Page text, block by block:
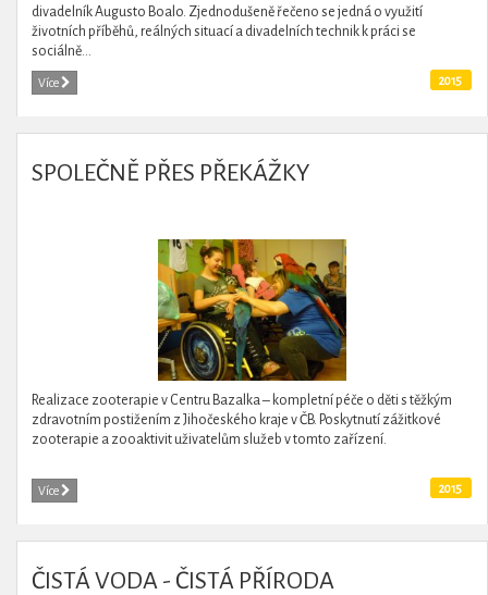
divadelník Augusto Boalo. Zjednodušeně řečeno se jedná o využití
životních příběhů, reálných situací a divadelních technik k práci se
sociálně...
Více 2015
SPOLEČNĚ PŘES PŘEKÁŽKY
Realizace zooterapie v Centru Bazalka – kompletní péče o děti s těžkým
zdravotním postižením z Jihočeského kraje v ČB. Poskytnutí zážitkové
zooterapie a zooaktivit uživatelům služeb v tomto zařízení.
Více 2015
ČISTÁ VODA - ČISTÁ PŘÍRODA